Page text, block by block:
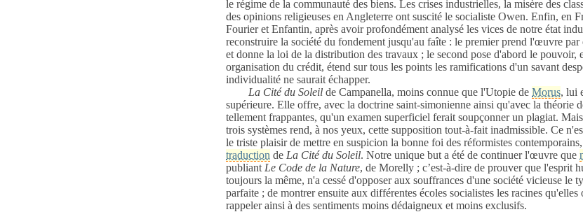
le régime de la communauté des biens. Les crises industrielles, la misère des
des opinions religieuses en Angleterre ont suscité le socialiste Owen. Enfin, en
Fourieret Enfantin, après avoir profondément analysé les vices de notre état
reconstruire la société du fondement jusqu'au faîte : le premier prend l'œuvre par
et donne la loi de la distribution des travaux ; le second pose d'abord le pouvoir,
organisation du crédit, étend sur tous les points les ramifications d'un savant
individualité ne saurait échapper.
La Cité du Soleil de Campanella, moins connue que l'Utopie de Morus, lui
supérieure. Elle offre, avec la doctrine saint-simonienne ainsi qu'avec la théorie
tellement frappantes, qu'un examen superficiel ferait soupçonner un plagiat.
trois systèmes rend, à nos yeux, cette supposition tout-à-fait inadmissible. Ce
le triste plaisir de mettre en suspicion la bonne foi des réformistes
traduction de La Cité du Soleil. Notre unique but a été de continuer l'œuvre que
publiant Le Code de la Nature, de Morelly ; c’est-à-dire de prouver que l'esprit
toujours la même, n'a cessé d'opposer aux souffrances d'une société vicieuse le
parfaite ; de montrer ensuite aux différentes écoles socialistes les racines qu'elles
rappeler ainsi à des sentiments moins dédaigneux et moins exclusifs.